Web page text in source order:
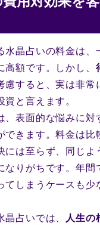
水晶占いの料金は、
高額です。しかし、
慮すると、実は非常
資と言えます。
、表面的な悩みに対
できます。料金は比
には至らず、同じよ
なりがちです。年間
てしまうケースも少
占いでは、
人生の